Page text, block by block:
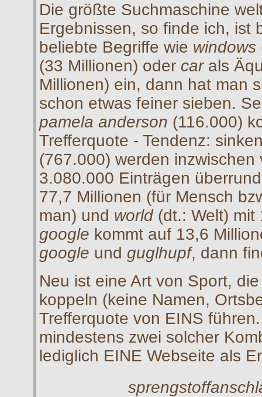
Die größte Suchmaschine
Ergebnissen, so finde ich, ist
beliebte Begriffe wie windows
(33 Millionen) oder carals
Millionen) ein, dann hat man
schon etwas feiner sieben.
pamela anderson (116.000)
Trefferquote - Tendenz:
(767.000) werden
3.080.000 Einträgen
77,7 Millionen (für Mensch
man) und world(dt.: Welt) mit
google kommt auf 13,6
google und guglhupf, dann
Neu ist eine Art von Sport,
koppeln (keine Namen,
Trefferquote von EINS
mindestens zwei solcher
lediglich EINE Webseite als